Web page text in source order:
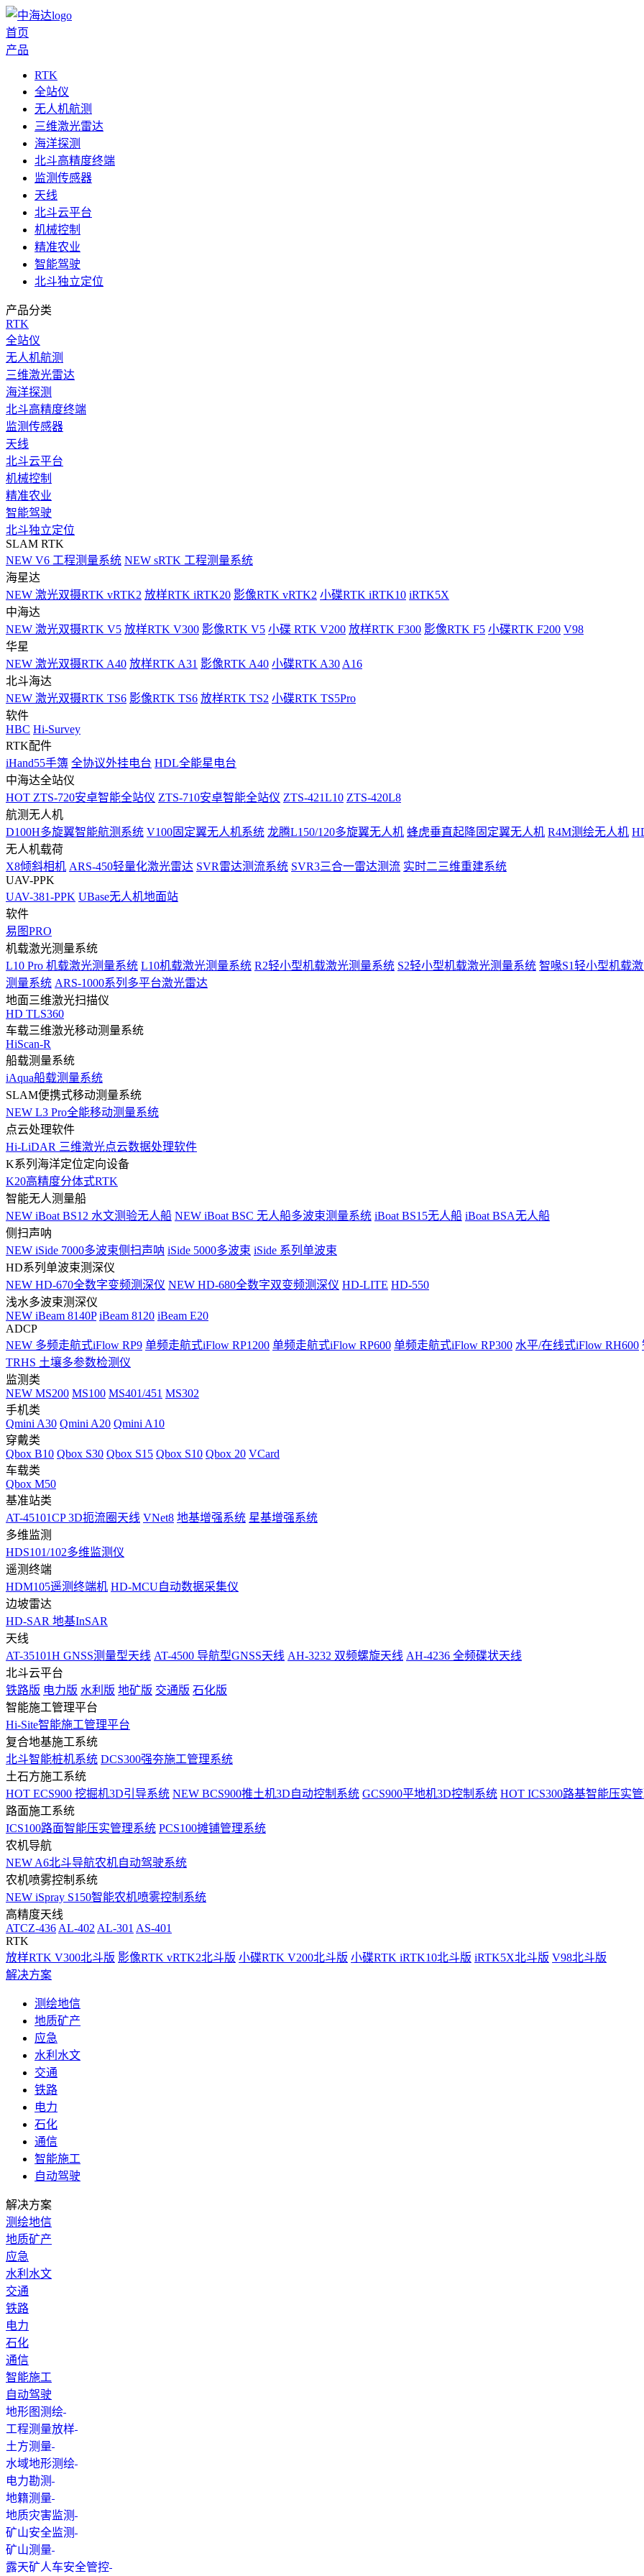
首页
产品
RTK
全站仪
无人机航测
三维激光雷达
海洋探测
北斗高精度终端
监测传感器
天线
北斗云平台
机械控制
精准农业
智能驾驶
北斗独立定位
产品分类
RTK
全站仪
无人机航测
三维激光雷达
海洋探测
北斗高精度终端
监测传感器
天线
北斗云平台
机械控制
精准农业
智能驾驶
北斗独立定位
SLAM RTK
NEW V6 工程测量系统 NEW sRTK 工程测量系统
海星达
NEW 激光双摄RTK vRTK2 放样RTK iRTK20 影像RTK vRTK2 小碟RTK iRTK10 iRTK5X
中海达
NEW 激光双摄RTK V5 放样RTK V300 影像RTK V5 小碟 RTK V200 放样RTK F300 影像RTK F5 小碟RTK F200 V98
华星
NEW 激光双摄RTK A40 放样RTK A31 影像RTK A40 小碟RTK A30 A16
北斗海达
NEW 激光双摄RTK TS6 影像RTK TS6 放样RTK TS2 小碟RTK TS5Pro
软件
HBC Hi-Survey
RTK配件
iHand55手簿 全协议外挂电台 HDL全能星电台
中海达全站仪
HOT ZTS-720安卓智能全站仪 ZTS-710安卓智能全站仪 ZTS-421L10 ZTS-420L8
航测无人机
D100H多旋翼智能航测系统 V100固定翼无人机系统 龙腾L150/120多旋翼无人机 蜂虎垂直起降固定翼无人机 R4M测绘无人机
无人机载荷
X8倾斜相机 ARS-450轻量化激光雷达 SVR雷达测流系统 SVR3三合一雷达测流 实时二三维重建系统
UAV-PPK
UAV-381-PPK UBase无人机地面站
软件
易图PRO
机载激光测量系统
L10 Pro 机载激光测量系统 L10机载激光测量系统 R2轻小型机载激光测量系统 S2轻小型机载激光测量系统 智喙S1轻小型机载
测量系统 ARS-1000系列多平台激光雷达
地面三维激光扫描仪
HD TLS360
车载三维激光移动测量系统
HiScan-R
船载测量系统
iAqua船载测量系统
SLAM便携式移动测量系统
NEW L3 Pro全能移动测量系统
点云处理软件
Hi-LiDAR 三维激光点云数据处理软件
K系列海洋定位定向设备
K20高精度分体式RTK
智能无人测量船
NEW iBoat BS12 水文测验无人船 NEW iBoat BSC 无人船多波束测量系统 iBoat BS15无人船 iBoat BSA无人船
侧扫声呐
NEW iSide 7000多波束侧扫声呐 iSide 5000多波束 iSide 系列单波束
HD系列单波束测深仪
NEW HD-670全数字变频测深仪 NEW HD-680全数字双变频测深仪 HD-LITE HD-550
浅水多波束测深仪
NEW iBeam 8140P iBeam 8120 iBeam E20
ADCP
NEW 多频走航式iFlow RP9 单频走航式iFlow RP1200 单频走航式iFlow RP600 单频走航式iFlow RP300 水平/在线式iFlow RH600
TRHS 土壤多参数检测仪
监测类
NEW MS200 MS100 MS401/451 MS302
手机类
Qmini A30 Qmini A20 Qmini A10
穿戴类
Qbox B10 Qbox S30 Qbox S15 Qbox S10 Qbox 20 VCard
车载类
Qbox M50
基准站类
AT-45101CP 3D扼流圈天线 VNet8 地基增强系统 星基增强系统
多维监测
HDS101/102多维监测仪
遥测终端
HDM105遥测终端机 HD-MCU自动数据采集仪
边坡雷达
HD-SAR 地基InSAR
天线
AT-35101H GNSS测量型天线 AT-4500 导航型GNSS天线 AH-3232 双频螺旋天线 AH-4236 全频碟状天线
北斗云平台
铁路版 电力版 水利版 地矿版 交通版 石化版
智能施工管理平台
Hi-Site智能施工管理平台
复合地基施工系统
北斗智能桩机系统 DCS300强夯施工管理系统
土石方施工系统
HOT ECS900 挖掘机3D引导系统 NEW BCS900推土机3D自动控制系统 GCS900平地机3D控制系统 HOT ICS300路基智能压实
路面施工系统
ICS100路面智能压实管理系统 PCS100摊铺管理系统
农机导航
NEW A6北斗导航农机自动驾驶系统
农机喷雾控制系统
NEW iSpray S150智能农机喷雾控制系统
高精度天线
ATCZ-436 AL-402 AL-301 AS-401
RTK
放样RTK V300北斗版 影像RTK vRTK2北斗版 小碟RTK V200北斗版 小碟RTK iRTK10北斗版 iRTK5X北斗版 V98北斗版
解决方案
测绘地信
地质矿产
应急
水利水文
交通
铁路
电力
石化
通信
智能施工
自动驾驶
解决方案
测绘地信
地质矿产
应急
水利水文
交通
铁路
电力
石化
通信
智能施工
自动驾驶
地形图测绘
工程测量放样
土方测量
水域地形测绘
电力勘测
地籍测量
地质灾害监测
矿山安全监测
矿山测量
露天矿人车安全管控